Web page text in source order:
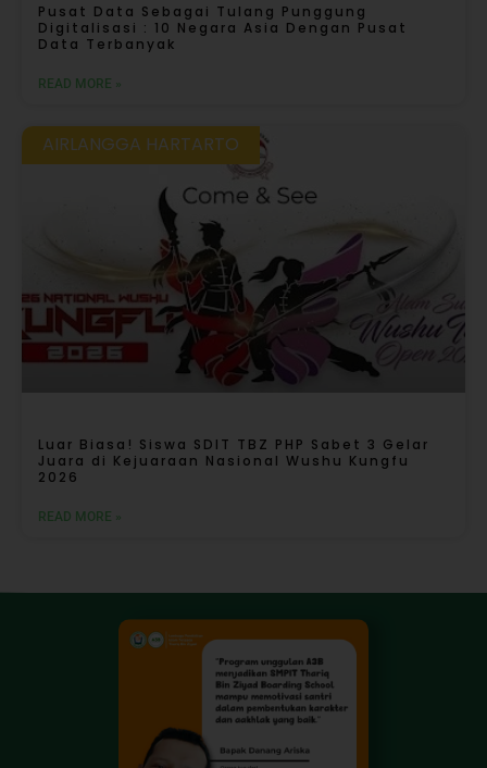
Pusat Data Sebagai Tulang Punggung
Digitalisasi : 10 Negara Asia Dengan Pusat
Data Terbanyak
READ MORE »
AIRLANGGA HARTARTO
Luar Biasa! Siswa SDIT TBZ PHP Sabet 3 Gelar
Juara di Kejuaraan Nasional Wushu Kungfu
2026
READ MORE »